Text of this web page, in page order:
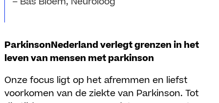
ParkinsonNederland verlegt grenzen in het
leven van mensen met parkinson
Onze focus ligt op het afremmen en liefst
voorkomen van de ziekte van Parkinson. Tot